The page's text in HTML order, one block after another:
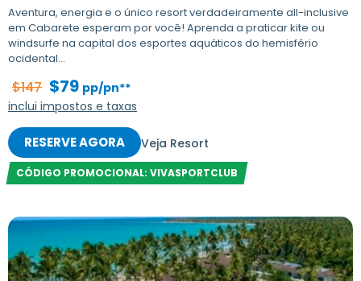
Aventura, energia e o único resort verdadeiramente all-inclusive
em Cabarete esperam por você! Aprenda a praticar kite ou
windsurfe na capital dos esportes aquáticos do hemisfério
ocidental...
$147 $79 pp/pn**
inclui impostos e taxas
RESERVE AGORA Veja Resort
CÓDIGO PROMOCIONAL: VIVASPORTCLUB